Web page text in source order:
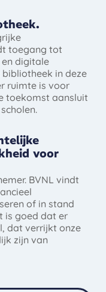
toegang tot
digitale
in deze
ruimte is voor
toekomst aansluit
voor
BVNL vindt
of in stand
is goed dat er
dat verrijkt onze
zijn van